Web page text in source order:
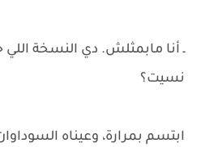
ـ أنا مابمثلش. دي النسخة
نسيت؟
ابتسم بمرارة، وعيناه